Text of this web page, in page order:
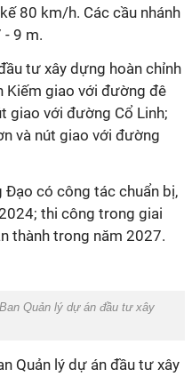
80 km/h. Các cầu nhánh
9 m.
tư xây dựng hoàn chỉnh
Kiếm giao với đường đê
giao với đường Cổ Linh;
và nút giao với đường
Đạo có công tác chuẩn bị,
thi công trong giai
thành trong năm 2027.
Ban Quản lý dự án đầu tư xây
Quản lý dự án đầu tư xây